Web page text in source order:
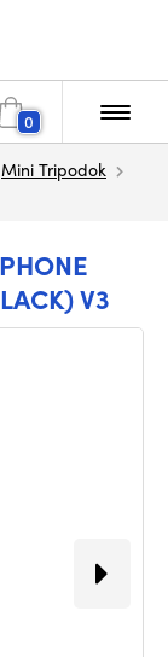
0
Mini Tripodok
V3